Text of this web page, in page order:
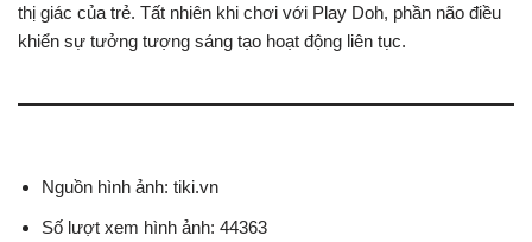
thị giác của trẻ. Tất nhiên khi chơi với Play Doh, phần não điều
khiển sự tưởng tượng sáng tạo hoạt động liên tục.
Nguồn hình ảnh: tiki.vn
Số lượt xem hình ảnh: 44363